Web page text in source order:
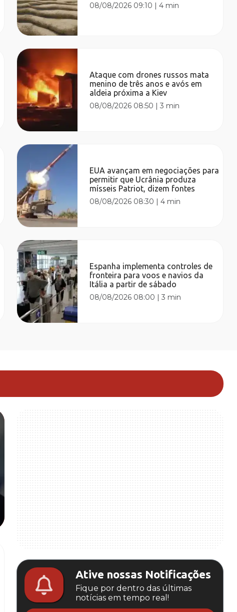
08/08/2026 09:10 |4 min
Ataque com drones russos mata
menino de três anos e avós em
aldeia próxima a Kiev
08/08/2026 08:50 |3 min
EUA avançam em negociações para
permitir que Ucrânia produza
mísseis Patriot, dizem fontes
08/08/2026 08:30 |4 min
Espanha implementa controles de
fronteira para voos e navios da
Itália a partir de sábado
08/08/2026 08:00 |3 min
Ative nossas Notificações
Fique por dentro das últimas
notícias em tempo real!